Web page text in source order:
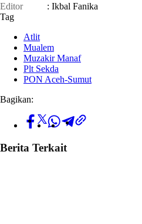
Editor
: Ikbal Fanika
Tag
Atlit
Mualem
Muzakir Manaf
Plt Sekda
PON Aceh-Sumut
Bagikan:
Berita Terkait